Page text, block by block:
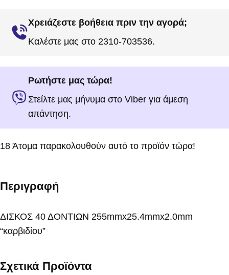
Χρειάζεστε βοήθεια πριν την αγορά;
Καλέστε μας στο 2310-703536.
Ρωτήστε μας τώρα!
Στείλτε μας μήνυμα στο Viber για άμεση
απάντηση.
18 Άτομα παρακολουθούν αυτό το προϊόν τώρα!
Περιγραφή
ΔΙΣΚΟΣ 40 ΔΟΝΤΙΩΝ 255mmx25.4mmx2.0mm
“καρβιδίου”
Σχετικά Προϊόντα